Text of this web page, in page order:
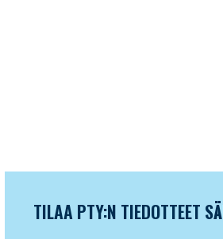
TILAA PTY:N TIEDOTTEET